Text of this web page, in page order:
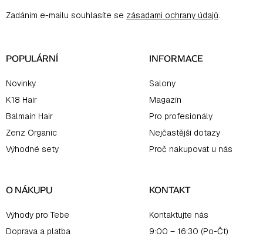
Zadáním e-mailu souhlasíte se zásadami ochrany údajů.
POPULÁRNÍ
Novinky
K18 Hair
Balmain Hair
Zenz Organic
Výhodné sety
INFORMACE
Salony
Magazín
Pro profesionály
Nejčastější dotazy
Proč nakupovat u nás
O NÁKUPU
Výhody pro Tebe
Doprava a platba
KONTAKT
Kontaktujte nás
9:00 – 16:30 (Po-Čt)